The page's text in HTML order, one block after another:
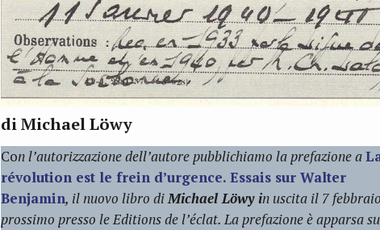
di Michael Löwy
Con l’autorizzazione dell’autore pubblichiamo la prefazione a
révolution est le frein d’urgence. Essais sur Walter
Benjamin, il nuovo libro diMichael Löwy in uscita il 7
prossimo presso le Editions de l’éclat. La prefazione è apparsa